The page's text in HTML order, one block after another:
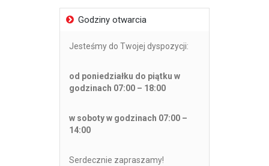
Godziny otwarcia
Jesteśmy do Twojej dyspozycji:
od poniedziałku do piątku w
godzinach 07:00 – 18:00
w soboty w godzinach 07:00 –
14:00
Serdecznie zapraszamy!